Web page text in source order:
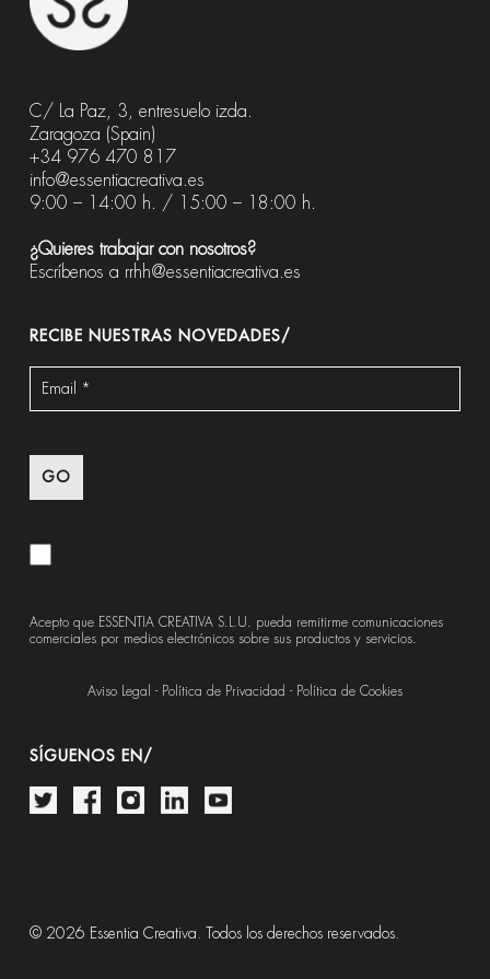
C/ La Paz, 3, entresuelo izda.
Zaragoza (Spain)
+34 976 470 817
info@essentiacreativa.es
9:00 – 14:00 h. / 15:00 – 18:00 h.
¿Quieres trabajar con nosotros?
Escríbenos a rrhh@essentiacreativa.es
RECIBE NUESTRAS NOVEDADES/
Acepto que ESSENTIA CREATIVA S.L.U. pueda remitirme comunicaciones
comerciales por medios electrónicos sobre sus productos y servicios.
Aviso Legal - Política de Privacidad - Política de Cookies
SÍGUENOS EN/
© 2026 Essentia Creativa. Todos los derechos reservados.